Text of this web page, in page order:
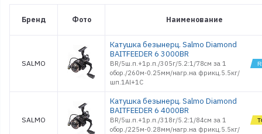
Бренд Фото Наименование
SALMO
Катушка безынерц. Salmo Diamond
BAITFEEDER 6 3000BR
BR/5ш.п.+1р.п./305г/5.2:1/78см за 1
обор./260м-0.25мм/нагр.на фрикц.5.5кг/
шп.1Al+1C
SALMO
Катушка безынерц. Salmo Diamond
BAITFEEDER 6 4000BR
BR/5ш.п.+1р.п./318г/5.2:1/84см за 1
обор./225м-0.28мм/нагр.на фрикц.5.5кг/